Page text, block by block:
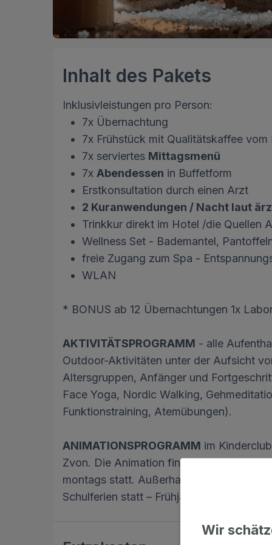
Inhalt des Pakets
Inklusivleistungen pro Person:
7x Übernachtung
7x Frühstück mit Qualitätskaffee
7x serviertes Mittagsmenü
7x Abendessen in Buffetform
Erstkonsultation durch einen Arzt
2 Kuranwendungen / Nacht laut
Trinkkur direkt im Hotel /die Quellen
Wellness Set - Bademantel,
freie Zugang zum Spa -
WLAN
* BONUS ab 12 Übernachtungen 1x
AKTIVITÄTSPROGRAMM - alle
Outdoor-Aktivitäten unter der Aufsicht
Altersgruppen, Anfänger und
Face Yoga, Nordic Walking,
Funktionstraining, Atemübungen).
ANIMATIONSPROGRAMM im
Zvon. Die Animation findet in den
montags statt. Außerhalb der
Schulferien statt – Frühjahrs-/Herbstferien
Wir